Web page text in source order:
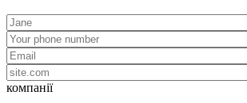
компанії